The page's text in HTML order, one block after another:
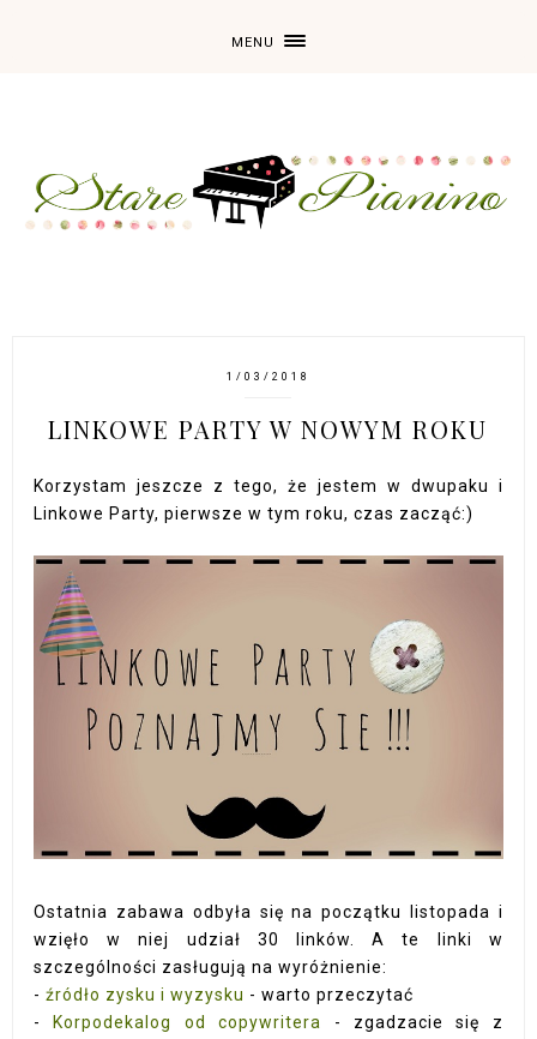
MENU
1/03/2018
LINKOWE PARTY W NOWYM ROKU
Korzystam jeszcze z tego, że jestem w dwupaku i
Linkowe Party, pierwsze w tym roku, czas zacząć:)
Ostatnia zabawa odbyła się na początku listopada i
wzięło w niej udział 30 linków. A te linki w
szczególności zasługują na wyróżnienie:
-źródło zysku i wyzysku - warto przeczytać
- Korpodekalog od copywritera
- zgadzacie się z